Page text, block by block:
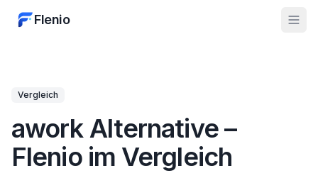
Flenio
Vergleich
awork Alternative –
Flenio im Vergleich